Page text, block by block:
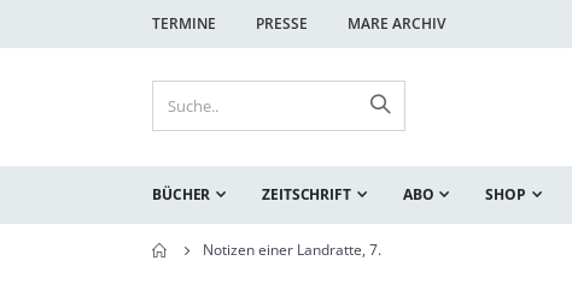
TERMINE PRESSE MARE ARCHIV
BÜCHER ZEITSCHRIFT ABO SHOP
Notizen einer Landratte, 7.